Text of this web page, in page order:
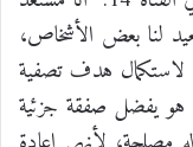
لنا بعض الأشخاص،
لاستكمال هدف تصفية
هو يفضل صفقة جزئية